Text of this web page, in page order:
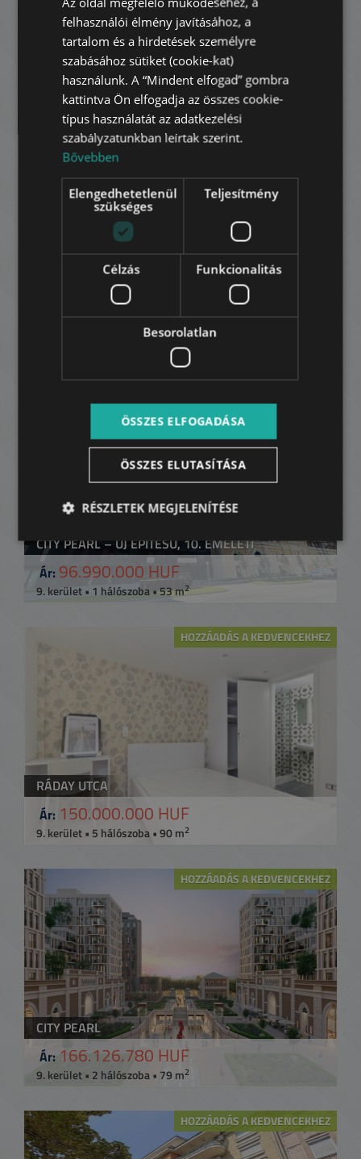
KÁLVIN TÉRI LUXUSLAKÁS
189.000.000 HUF
9. kerület • 2 hálószoba • 79 m 2
CITY PEARL - STÚDIÓ LAKÁS
68.000.000 HUF
CITY PEARL – ÚJ ÉPÍTÉSŰ, 10. EMELETI
Ár: 96.990.000 HUF
9. kerület • 1 hálószoba • 53 m2
HOZZÁADÁS A KEDVENCEKHEZ
RÁDAY UTCA
Ár: 150.000.000 HUF
9. kerület • 5 hálószoba • 90 m2
HOZZÁADÁS A KEDVENCEKHEZ
CITY PEARL
Ár: 166.126.780 HUF
9. kerület • 2 hálószoba • 79 m2
HOZZÁADÁS A KEDVENCEKHEZ
FRENCH
ARABIC
felhasználói élmény javításához, a
tartalom és a hirdetések személyre
szabásához sütiket (cookie-kat)
használunk. A “Mindent elfogad” gombra
kattintva Ön elfogadja az összes cookie-
típus használatát az adatkezelési
szabályzatunkban leírtak szerint.
Bővebben
Elengedhetetlenül
szükséges
Teljesítmény
Célzás Funkcionalitás
Besorolatlan
ÖSSZES ELFOGADÁSA
ÖSSZES ELUTASÍTÁSA
RÉSZLETEK MEGJELENÍTÉSE